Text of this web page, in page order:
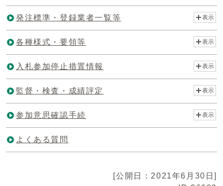
発注標準・登録業者一覧等 表示
各種様式・要領等 表示
入札参加停止措置情報 表示
監督・検査・成績評定 表示
参加意思確認手続 表示
よくある質問
[公開日：2021年6月30日]